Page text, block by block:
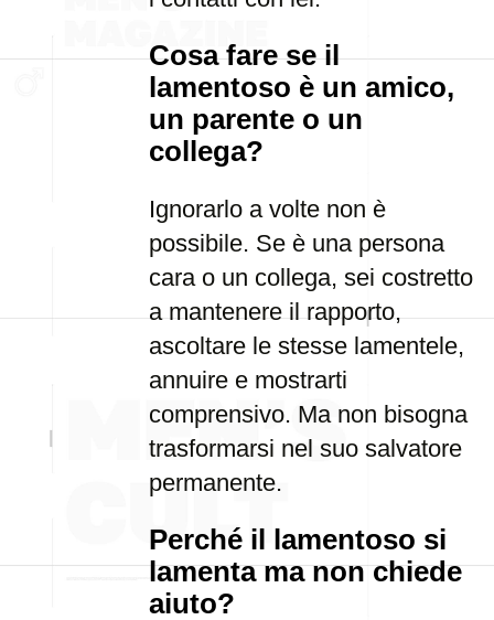
Cosa fare se il
lamentoso è un amico,
un parente o un
collega?
Ignorarlo a volte non è
possibile. Se è una persona
cara o un collega, sei costretto
a mantenere il rapporto,
ascoltare le stesse lamentele,
annuire e mostrarti
comprensivo. Ma non bisogna
trasformarsi nel suo salvatore
permanente.
Perché il lamentoso si
lamenta ma non chiede
aiuto?